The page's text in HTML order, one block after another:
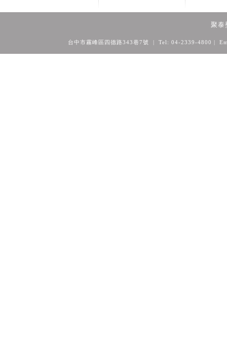
聚泰
台中市霧峰區四德路343巷7號 | Tel: 04-2339-4800 |